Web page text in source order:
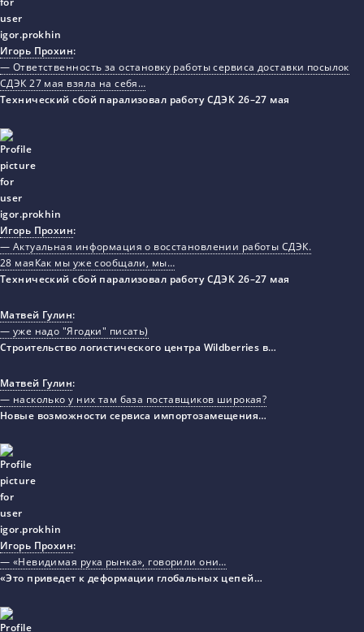
Игорь Прохин:
— Ответственность за остановку работы сервиса доставки посылок
СДЭК 27 мая взяла на себя…
Технический сбой парализовал работу СДЭК 26–27 мая
Игорь Прохин:
— Актуальная информация о восстановлении работы СДЭК.
28 маяКак мы уже сообщали, мы…
Технический сбой парализовал работу СДЭК 26–27 мая
Матвей Гулин:
— уже надо "Ягодки" писать)
Строительство логистического центра Wildberries в…
Матвей Гулин:
— насколько у них там база поставщиков широкая?
Новые возможности сервиса импортозамещения…
Игорь Прохин:
— «Невидимая рука рынка», говорили они…
«Это приведет к деформации глобальных цепей…